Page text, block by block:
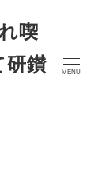
喫
研鑚
MENU